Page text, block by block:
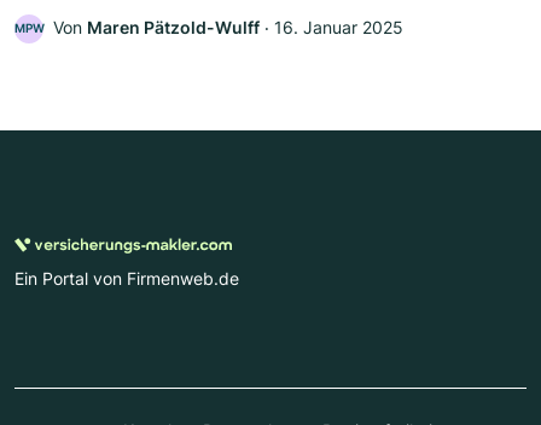
MPW Von Maren Pätzold-Wulff ‧ 16. Januar 2025
Ein Portal von Firmenweb.de